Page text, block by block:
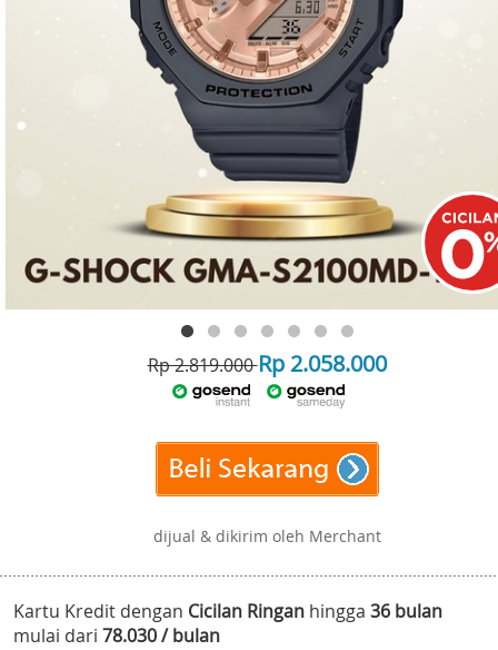
Rp 2.819.000Rp 2.058.000
dijual & dikirim oleh Merchant
Kartu Kredit dengan Cicilan Ringan hingga 36 bulan
mulai dari 78.030 / bulan